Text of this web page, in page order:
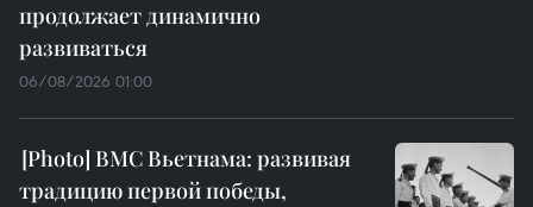
продолжает динамично
развиваться
06/08/2026 01:00
ВМС Вьетнама: развивая
традицию первой победы,